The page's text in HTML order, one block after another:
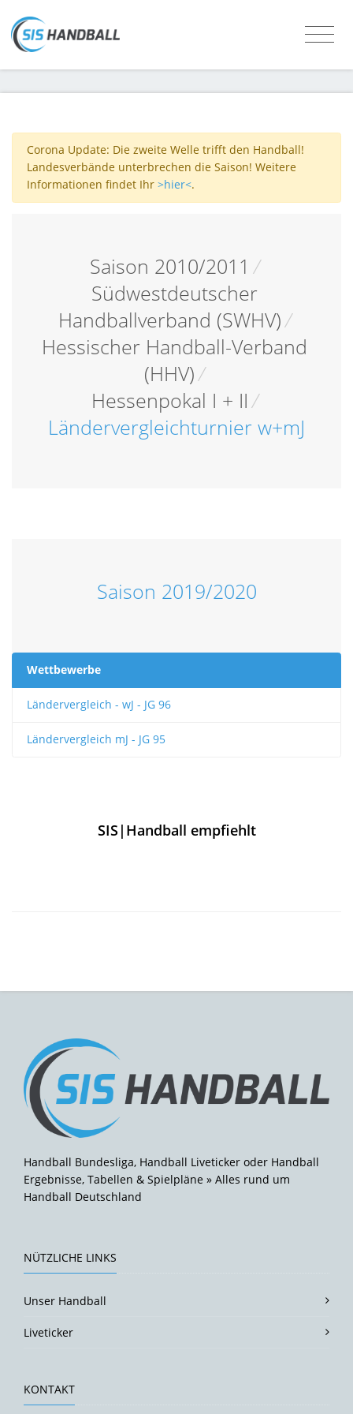
Corona Update: Die zweite Welle trifft den Handball!
Landesverbände unterbrechen die Saison! Weitere
Informationen findet Ihr >hier<.
Saison 2010/2011 /
Südwestdeutscher
Handballverband (SWHV)/
Hessischer Handball-Verband
(HHV)/
Hessenpokal I + II/
Ländervergleichturnier w+mJ
Saison 2019/2020
Wettbewerbe
Ländervergleich - wJ - JG 96
Ländervergleich mJ - JG 95
SIS|Handball empfiehlt
Handball Bundesliga, Handball Liveticker oder Handball
Ergebnisse, Tabellen & Spielpläne » Alles rund um
Handball Deutschland
NÜTZLICHE LINKS
Unser Handball
Liveticker
KONTAKT